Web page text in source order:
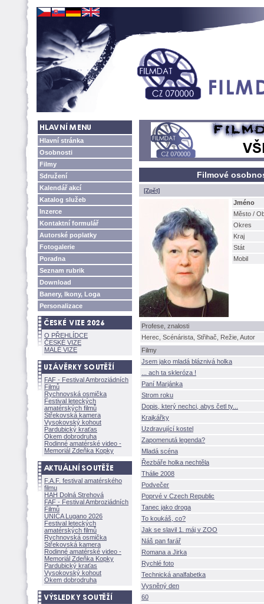
Hlavní stránka
Osobnosti
Filmy
Sdružení
Kalendář akcí
Katalog služeb
Inzerce
Kontaktní formulář
Autorské poplatky
Fotogalerie
Poradna
Seznam rubrik
Download
Banery, Ikony, Loga
Personalizace
O PŘEHLÍDCE
ČESKÉ VIZE
MALÉ VIZE
FAF - Festival Ambroziádních
Filmů
Rychnovská osmička
Festival leteckých
amatérských filmů
Střekovská kamera
Vysokovský kohout
Pardubický kraťas
Okem dobrodruha
Rodinné amatérské video -
Memoriál Zdeňka Kopky
F.A.F. festival amatérského
filmu
HAH Dolná Strehov
FAF - Festival Ambroziádních
Filmů
UNICA Lugano 2026
Festival leteckých
amatérských filmů
Rychnovská osmička
Střekovská kamera
Rodinné amatérské video -
Memoriál Zdeňka Kopky
Pardubický kraťas
Vysokovský kohout
Okem dobrodruha
Filmové
[Zpět]
Jméno
Město /
Okres
Kraj
Stát
Mobil
Profese, znalosti
Herec, Scénárista, Střihač, Režie, Autor
Filmy
Jsem jako mladá bláznivá holka
... ach ta skleróza !
Paní Marjánka
Strom roku
Dopis, který nechci, abys četl ty...
Krajkářky
Uzdravující kostel
Zapomenutá legenda?
Mladá scéna
Řezbáře holka nechtěla
Thálie 2008
Podvečer
Poprvé v Czech Republic
Tanec jako droga
To koukáš, co?
Jak se slavil 1. máj v ZOO
Náš pan farář
Romana a Jirka
Rychlé foto
Technická analfabetka
Vysněný den
60